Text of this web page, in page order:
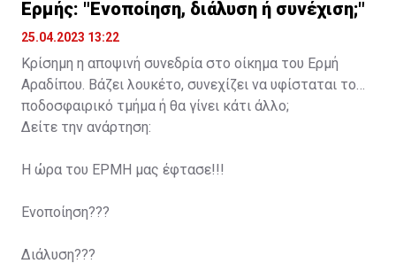
Ερμής: "Ενοποίηση, διάλυση ή συνέχιση;"
25.04.2023 13:22
Κρίσημη η αποψινή συνεδρία στο οίκημα του Ερμή
Αραδίπου. Βάζει λουκέτο, συνεχίζει να υφίσταται το
ποδοσφαιρικό τμήμα ή θα γίνει κάτι άλλο;
Δείτε την ανάρτηση:
Η ώρα του ΕΡΜΗ μας έφτασε!!!
Ενοποίηση???
Διάλυση???